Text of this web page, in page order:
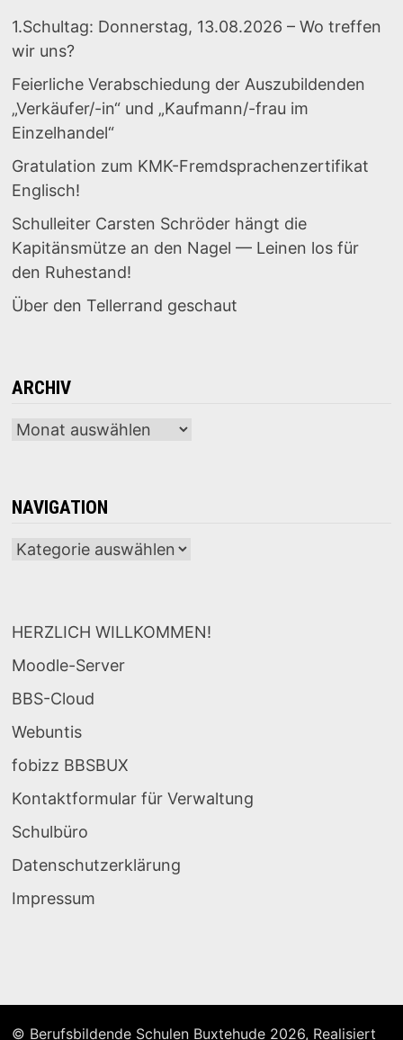
1.Schultag: Donnerstag, 13.08.2026 – Wo treffen
wir uns?
Feierliche Verabschiedung der Auszubildenden
„Verkäufer/-in“ und „Kaufmann/-frau im
Einzelhandel“
Gratulation zum KMK-Fremdsprachenzertifikat
Englisch!
Schulleiter Carsten Schröder hängt die
Kapitänsmütze an den Nagel — Leinen los für
den Ruhestand!
Über den Tellerrand geschaut
ARCHIV
Archiv
NAVIGATION
Navigation
HERZLICH WILLKOMMEN!
Moodle-Server
BBS-Cloud
Webuntis
fobizz BBSBUX
Kontaktformular für Verwaltung
Schulbüro
Datenschutzerklärung
Impressum
© Berufsbildende Schulen Buxtehude 2026, Realisiert